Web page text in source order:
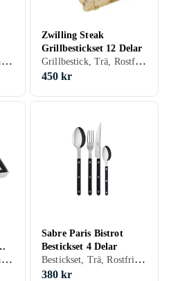
Bestickset, Rostfritt stål, 4 st, Tål maskindisk, För barn
Zwilling Steak
Grillbestickset 12 Delar
Grillbestick, Trä, Rostfritt stål, 12 st, Tål maskindisk
450 kr
Bestickset, Rostfritt stål, 24 st, Tål maskindisk
Sabre Paris Bistrot
Bestickset 4 Delar
Bestickset, Trä, Rostfritt stål, 4 st
380 kr